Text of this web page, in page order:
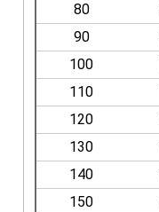
80
90
100
110
120
130
140
150